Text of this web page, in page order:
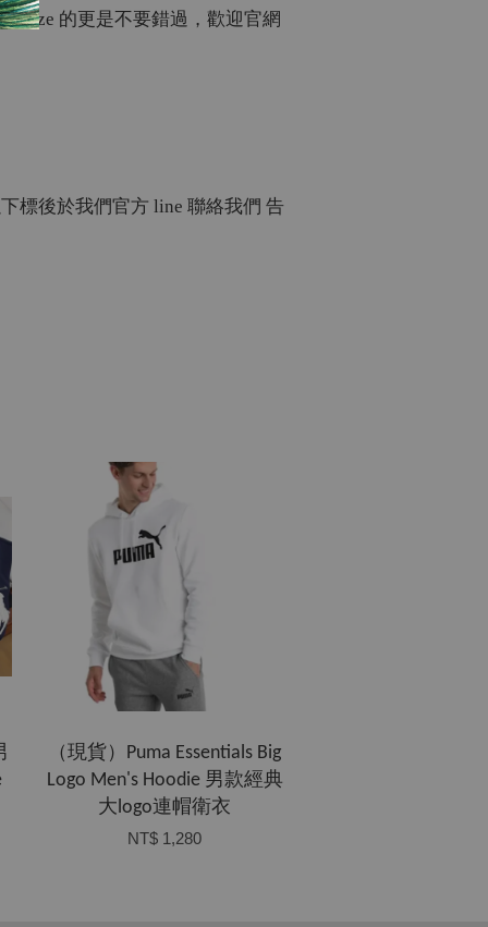
的更是不要錯過，歡迎官網
標後於我們官方 line 聯絡我們 告
（現貨）Puma Essentials Big
Logo Men's Hoodie 男款經典
大logo連帽衛衣
NT$ 1,280